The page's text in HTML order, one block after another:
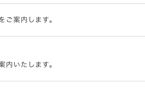
ご案内します。
内いたします。